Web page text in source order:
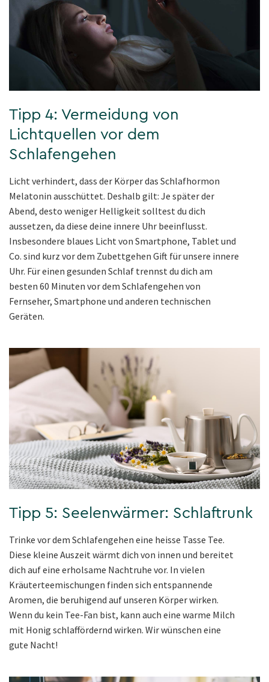
Tipp 4: Vermeidung von
Lichtquellen vor dem
Schlafengehen
Licht verhindert, dass der Körper das Schlafhormon
Melatonin ausschüttet. Deshalb gilt: Je später der
Abend, desto weniger Helligkeit solltest du dich
aussetzen, da diese deine innere Uhr beeinflusst.
Insbesondere blaues Licht von Smartphone, Tablet und
Co. sind kurz vor dem Zubettgehen Gift für unsere innere
Uhr. Für einen gesunden Schlaf trennst du dich am
besten 60 Minuten vor dem Schlafengehen von
Fernseher, Smartphone und anderen technischen
Geräten.
Tipp 5: Seelenwärmer: Schlaftrunk
Trinke vor dem Schlafengehen eine heisse Tasse Tee.
Diese kleine Auszeit wärmt dich von innen und bereitet
dich auf eine erholsame Nachtruhe vor. In vielen
Kräuterteemischungen finden sich entspannende
Aromen, die beruhigend auf unseren Körper wirken.
Wenn du kein Tee-Fan bist, kann auch eine warme Milch
mit Honig schlaffördernd wirken. Wir wünschen eine
gute Nacht!